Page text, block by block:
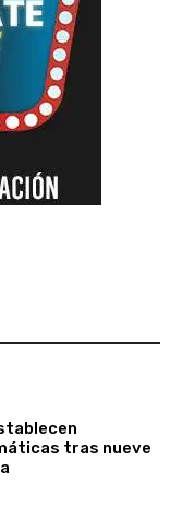
tras nueve